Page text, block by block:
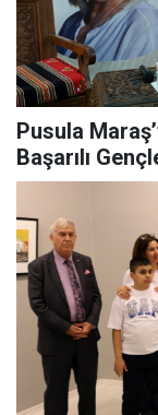
Pusula
Başarılı